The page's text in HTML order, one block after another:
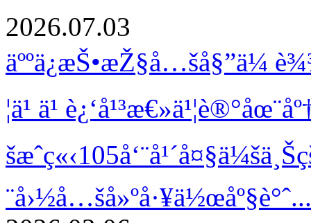
2026.07.03
äººä¿æŠ•æŽ§å…šå§”ä¼
¦ä¹ ä¹
¨å›½å…šå»ºå·¥ä½œåº§è°ˆ...